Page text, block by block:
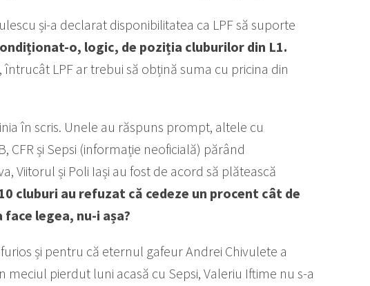
și-a declarat disponibilitatea ca LPF să suporte
o, logic, de poziția cluburilor din L1.
LPF ar trebui să obțină suma cu pricina din
în scris. Unele au răspuns prompt, altele cu
CFR și Sepsi (informație neoficială) părând
Viitorul și Poli Iași au fost de acord să plătească
cluburi au refuzat că cedeze un procent cât de
legea, nu-i așa?
și pentru că eternul gafeur Andrei Chivulete a
pierdut luni acasă cu Sepsi, Valeriu Iftime nu s-a